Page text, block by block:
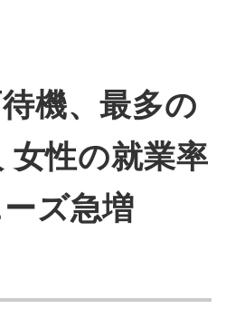
機、最多の
女性の就業率
ズ急増